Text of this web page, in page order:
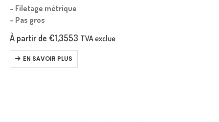
– Filetage métrique
– Pas gros
À partir de €1,3553 TVA exclue
EN SAVOIR PLUS